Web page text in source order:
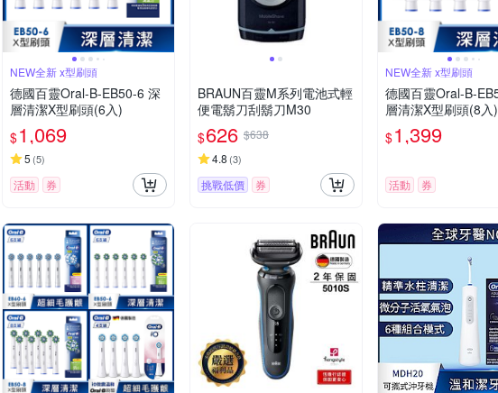
NEW全新 x型刷頭
德國百靈Oral-B-EB50-6 深
層清潔X型刷頭(6入)
$1,069
5 (5)
活動 券
BRAUN百靈M系列電池式輕
便電鬍刀刮鬍刀M30
$626 $638
4.8 (3)
挑戰低價 券
NEW全新 x型刷頭
德國百靈Oral-B-
層清潔X型刷頭(8入)
$1,399
活動 券